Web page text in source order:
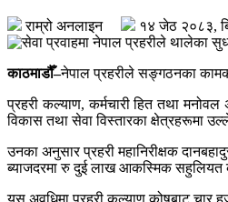
राम्रो अनलाइन १४ जेठ २०८३,
काठमाडौँ–नेपाल प्रहरीले सङ्गठनका
प्रहरी कल्याण, कर्मचारी हित तथा
विकास तथा सेवा विस्तारका क्षेत्रहरूमा
उनका अनुसार प्रहरी महानिरीक्षक
ब्याजदरमा रु दुई लाख आकस्मिक सहुलियत
यस अवधिमा प्रहरी कल्याण कोषबाट चार